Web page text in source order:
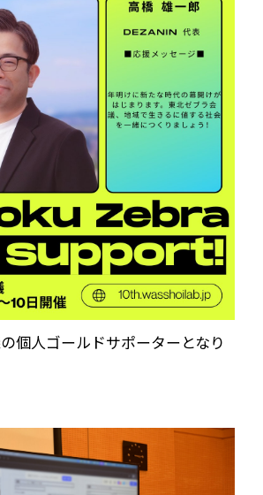
個人ゴールドサポーターとなり